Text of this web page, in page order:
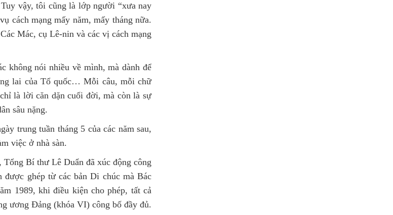
vậy, tôi cũng là lớp người “xưa nay
cách mạng mấy năm, mấy tháng nữa.
Mác, cụ Lê-nin và các vị cách mạng
không nói nhiều về mình, mà dành để
lai của Tổ quốc… Mỗi câu, mỗi chữ
là lời căn dặn cuối đời, mà còn là sự
sâu nặng.
trung tuần tháng 5 của các năm sau,
việc ở nhà sàn.
Bí thư Lê Duẩn đã xúc động công
ghép từ các bản Di chúc mà Bác
1989, khi điều kiện cho phép, tất cả
ương Đảng (khóa VI) công bố đầy đủ.